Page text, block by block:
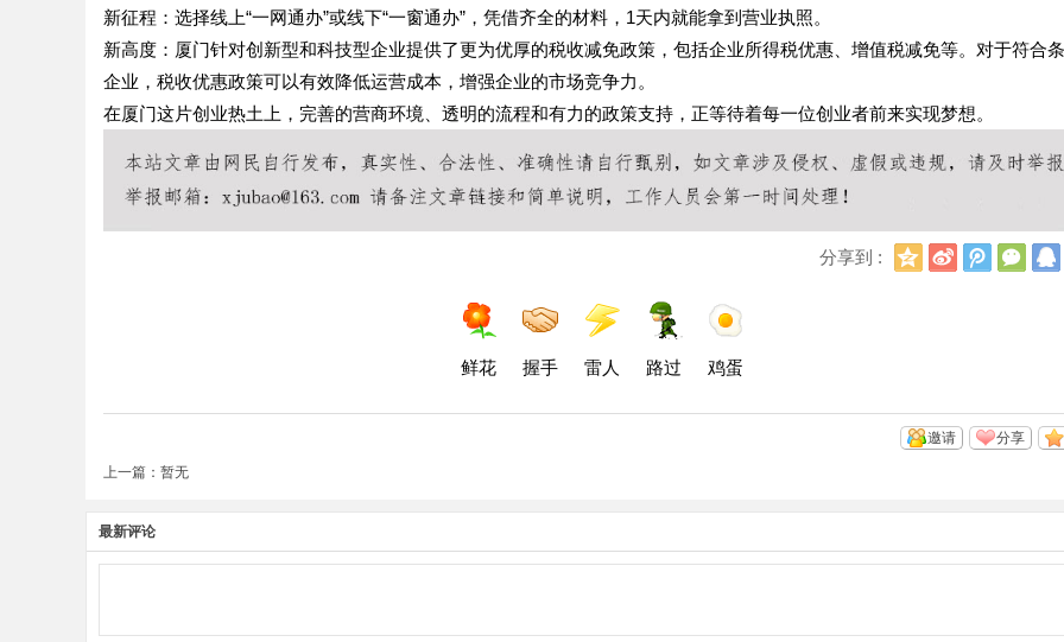
新征程：选择线上“一网通办”或线下“一窗通办”，凭借齐全的材料，1天内就能拿到营业执照。
新高度：厦门针对创新型和科技型企业提供了更为优厚的税收减免政策，包括企业所得税优惠、增值税减免等。对于符合
企业，税收优惠政策可以有效降低运营成本，增强企业的市场竞争力。
在厦门这片创业热土上，完善的营商环境、透明的流程和有力的政策支持，正等待着每一位创业者前来实现梦想。
分享到 :
Q
新
浪
腾
讯
微
信
鲜花 握手 雷人 路过 鸡蛋
分享
邀请
上一篇：暂无
最新评论